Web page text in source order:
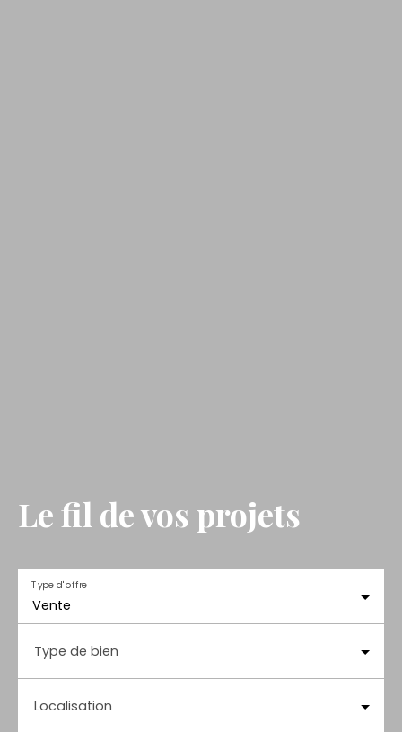
Le fil de vos projets
Vente
Type d'offre
Type de bien
Localisation